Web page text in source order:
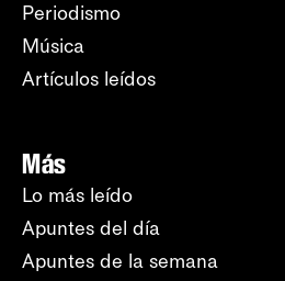
Periodismo
Música
Artículos leídos
Más
Lo más leído
Apuntes del día
Apuntes de la semana